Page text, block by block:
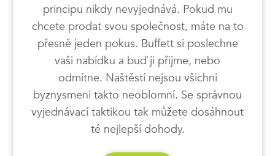
principu nikdy nevyjednává. Pokud mu
chcete prodat svou společnost, máte na to
přesně jeden pokus. Buffett si poslechne
vaši nabídku a buď ji přijme, nebo
odmítne. Naštěstí nejsou všichni
byznysmeni takto neoblomní. Se správnou
vyjednávací taktikou tak můžete dosáhnout
té nejlepší dohody.